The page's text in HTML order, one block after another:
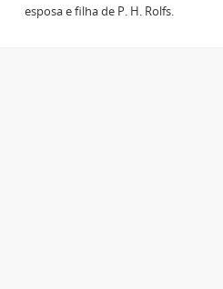
esposa e filha de P. H. Rolfs.